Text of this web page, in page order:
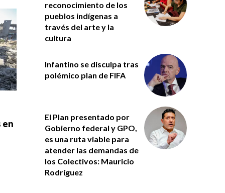
en
reconocimiento de los
pueblos indígenas a
través del arte y la
cultura
Infantino se disculpa tras
polémico plan de FIFA
El Plan presentado por
Gobierno federal y GPO,
es una ruta viable para
atender las demandas de
los Colectivos: Mauricio
Rodríguez